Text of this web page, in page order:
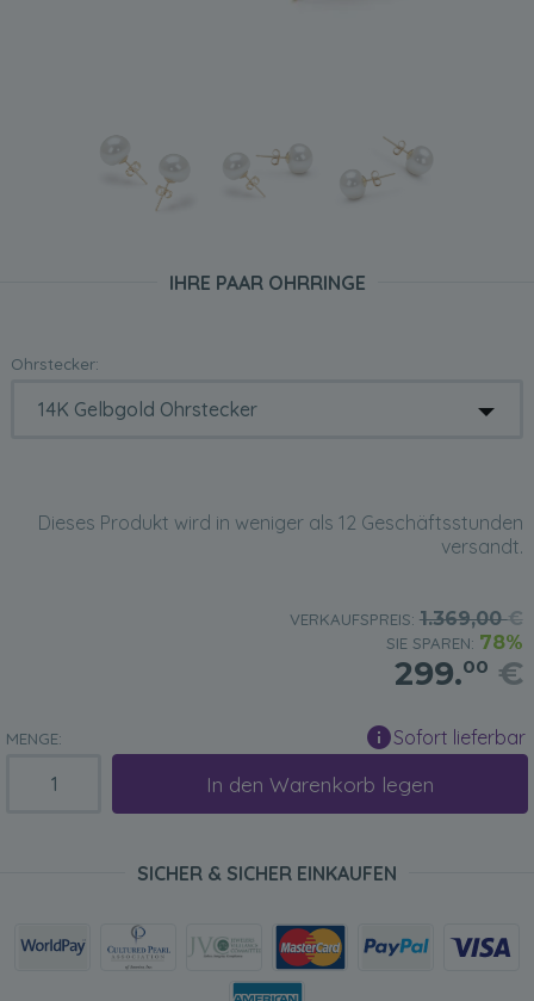
IHRE PAAR OHRRINGE
Ohrstecker:
Dieses Produkt wird in weniger als 12 Geschäftsstunden
versandt.
VERKAUFSPREIS: 1.369,00€
SIE SPAREN: 78%
299.00 €
MENGE: Sofort lieferbar
In den Warenkorb legen
SICHER & SICHER EINKAUFEN